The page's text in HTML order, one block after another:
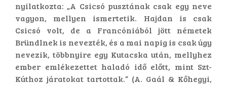
nyilatkozta: „A Csicsó pusztának csak egy neve
vagyon, mellyen ismertetik. Hajdan is csak
Csicsó volt, de a Francóniából jött németek
Bründlnek is nevezték, és a mai napig is csak úgy
nevezik, többnyire egy Kutacska után, mellyhez
ember emlékezettet haladó idő előtt, mint Szt-
Kúthoz járatokat tartottak.” (A. Gaál & Kőhegyi,